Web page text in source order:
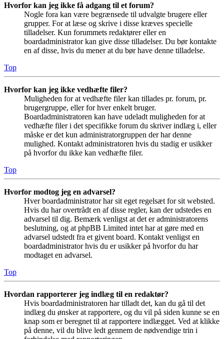
Hvorfor kan jeg ikke få adgang til et forum?
Nogle fora kan være begrænsede til udvalgte brugere eller
grupper. For at læse og skrive i disse kræves specielle
tilladelser. Kun forummets redaktører eller en
boardadministrator kan give disse tilladelser. Du bør kontakte
en af disse, hvis du mener at du bør have denne tilladelse.
Top
Hvorfor kan jeg ikke vedhæfte filer?
Muligheden for at vedhæfte filer kan tillades pr. forum, pr.
brugergruppe, eller for hver enkelt bruger.
Boardadministratoren kan have udeladt muligheden for at
vedhæfte filer i det specifikke forum du skriver indlæg i, eller
måske er det kun administratorgruppen der har denne
mulighed. Kontakt administratoren hvis du stadig er usikker
på hvorfor du ikke kan vedhæfte filer.
Top
Hvorfor modtog jeg en advarsel?
Hver boardadministrator har sit eget regelsæt for sit websted.
Hvis du har overtrådt en af disse regler, kan der udstedes en
advarsel til dig. Bemærk venligst at det er administratorens
beslutning, og at phpBB Limited intet har at gøre med en
advarsel udstedt fra et givent board. Kontakt venligst en
boardadministrator hvis du er usikker på hvorfor du har
modtaget en advarsel.
Top
Hvordan rapporterer jeg indlæg til en redaktør?
Hvis boardadministratoren har tilladt det, kan du gå til det
indlæg du ønsker at rapportere, og du vil på siden kunne se en
knap som er beregnet til at rapportere indlægget. Ved at klikke
på denne, vil du blive ledt gennem de nødvendige trin i